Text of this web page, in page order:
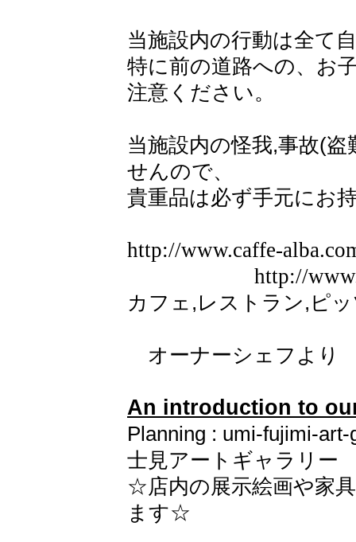
当施設内の行動は全て
特に前の道路への、お
注意ください。
当施設内の怪我,事故(
せんので、
貴重品は必ず手元にお
http://www.caffe-
http://
カフェ,レストラン,ピ
オーナーシェフより
An introduction to
Planning : umi-fujimi-
士見アートギャラリー
☆店内の展示絵画や家
ます☆